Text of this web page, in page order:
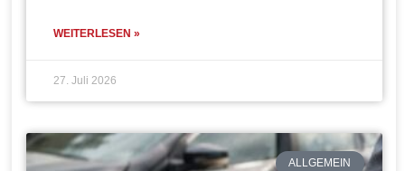
WEITERLESEN »
27. Juli 2026
ALLGEMEIN